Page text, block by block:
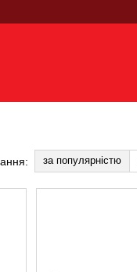
за популярністю